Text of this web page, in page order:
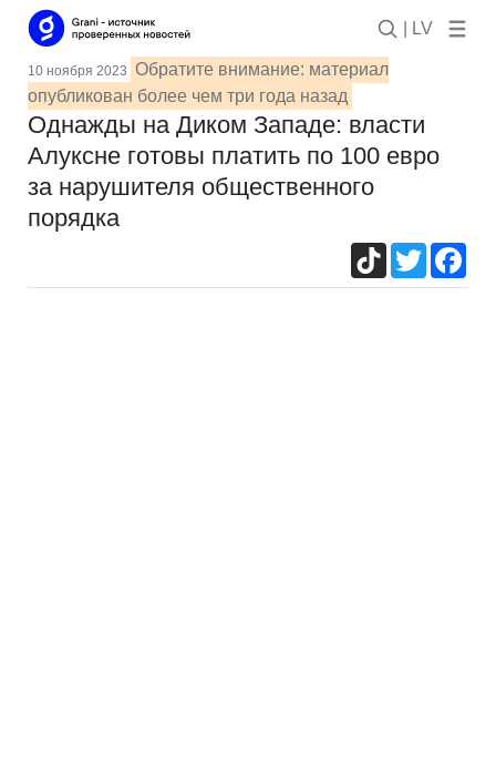
| LV
10 ноября 2023 Обратите внимание: материал
опубликован более чем три года назад
Однажды на Диком Западе: власти
Алуксне готовы платить по 100 евро
за нарушителя общественного
порядка
TikTokTwitter